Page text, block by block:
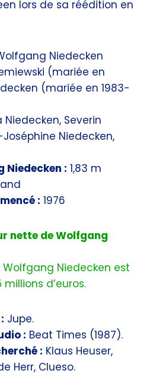
lors de sa réédition en
Niedecken
(mariée en
(mariée en 1983-
Niedecken, Severin
Niedecken,
Niedecken : 1,83 m
: 1976
nette de Wolfgang
Niedecken est
d’euros.
Jupe.
: Beat Times (1987).
: Klaus Heuser,
Herr, Clueso.